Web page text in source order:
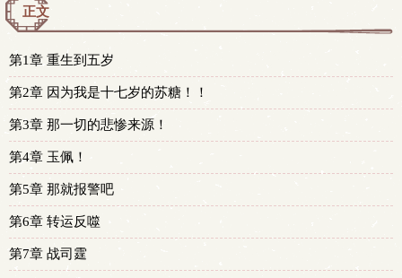
正文
第1章 重生到五岁
第2章 因为我是十七岁的苏糖！！
第3章 那一切的悲惨来源！
第4章 玉佩！
第5章 那就报警吧
第6章 转运反噬
第7章 战司霆